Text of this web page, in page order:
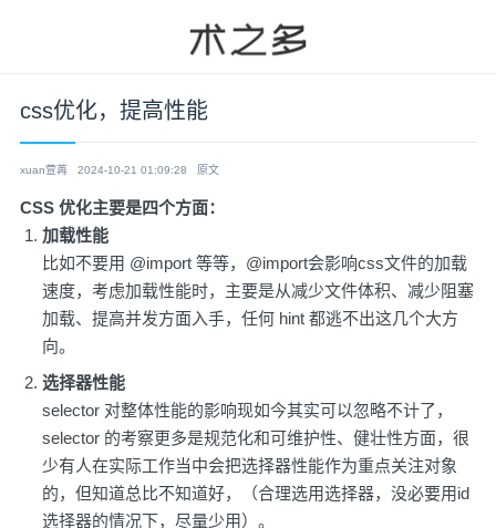
css优化，提高性能
xuan萱苒 2024-10-21 01:09:28 原文
CSS 优化主要是四个方面：
加载性能
比如不要用 @import 等等，@import会影响css文件的加载
速度，考虑加载性能时，主要是从减少文件体积、减少阻塞
加载、提高并发方面入手，任何 hint 都逃不出这几个大方
向。
选择器性能
selector 对整体性能的影响现如今其实可以忽略不计了，
selector 的考察更多是规范化和可维护性、健壮性方面，很
少有人在实际工作当中会把选择器性能作为重点关注对象
的，但知道总比不知道好，（合理选用选择器，没必要用id
选择器的情况下，尽量少用）。